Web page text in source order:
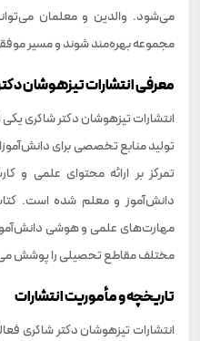
می‌شود. والدین و معلمان
مجموعه بهره‌مند شوند و مسیر
معرفی انتشارات تیزهوشان
انتشارات تیزهوشان دکتر شاکری یکی
تولید منابع تخصصی برای
تمرکز بر ارائه محتوای علمی و
دانش‌آموز و معلم شده است.
مهارت‌های علمی و هوشی
مختلف مقاطع تحصیلی را پوشش
تاریخچه و مأموریت انتشارات
انتشارات تیزهوشان دکتر شاکری